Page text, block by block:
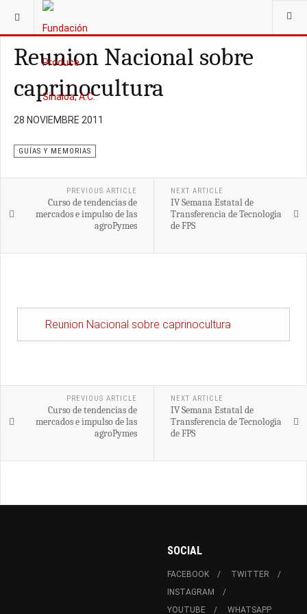
ESTÁ AQUÍ:
Reunion Nacional sobre
caprinocultura
28 NOVIEMBRE 2011
GUÍAS Y MEMORIAS
PREVIOUS ARTICLE
Curso de tendencias de
mercados e impulso de las
agroPymes
NEXT ARTICLE
IV Semana Estatal de
Transferencia de Tecnologia
de FPS
Reunion Nacional sobre caprinocultura
PREVIOUS ARTICLE
Curso de tendencias de
mercados e impulso de las
agroPymes
NEXT ARTICLE
IV Semana Estatal de
Transferencia de Tecnologia
de FPS
SOCIAL
FACEBOOK
TWITTER
INSTAGRAM
YOUTUBE
WHATSAPP